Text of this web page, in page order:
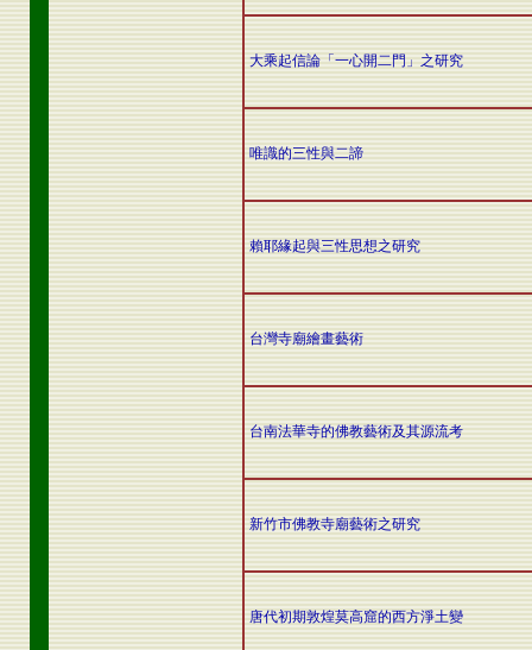
大乘起信論「一心開二門」之研究
唯識的三性與二諦
賴耶緣起與三性思想之研究
台灣寺廟繪畫藝術
台南法華寺的佛教藝術及其源流考
新竹市佛教寺廟藝術之研究
唐代初期敦煌莫高窟的西方淨土變